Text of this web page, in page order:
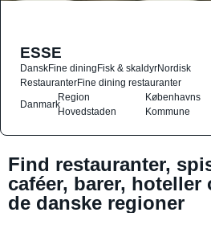
ESSE
DanskFine diningFisk & skaldyrNordisk
RestauranterFine dining restauranter
Danmark
Region
Hovedstaden
Københavns
Kommune
Find restauranter,
caféer, barer,
de danske regioner